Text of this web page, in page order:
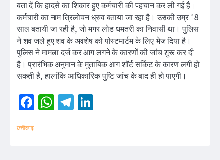
बता दें कि हादसे का शिकार हुए कर्मचारी की पहचान कर ली गई है।
कर्मचारी का नाम त्रिलोचन ध्रुव बताया जा रहा है। उसकी उम्र 18
साल बतायी जा रही है, जो मगर लोड धमतरी का निवासी था। पुलिस
ने शव जले हुए शव के अवशेष को पोस्टमार्टम के लिए भेज दिया है।
पुलिस ने मामला दर्ज कर आग लगने के कारणों की जांच शुरू कर दी
है। प्रारंभिक अनुमान के मुताबिक आग शॉर्ट सर्किट के कारण लगी हो
सकती है, हालांकि आधिकारिक पुष्टि जांच के बाद ही हो पाएगी।
Facebook
WhatsApp
Telegram
छत्तीसगढ़